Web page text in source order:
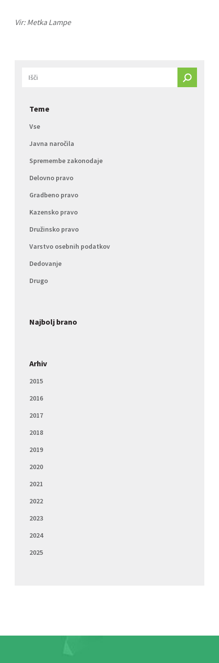
Vir: Metka Lampe
Teme
Vse
Javna naročila
Spremembe zakonodaje
Delovno pravo
Gradbeno pravo
Kazensko pravo
Družinsko pravo
Varstvo osebnih podatkov
Dedovanje
Drugo
Najbolj brano
Arhiv
2015
2016
2017
2018
2019
2020
2021
2022
2023
2024
2025